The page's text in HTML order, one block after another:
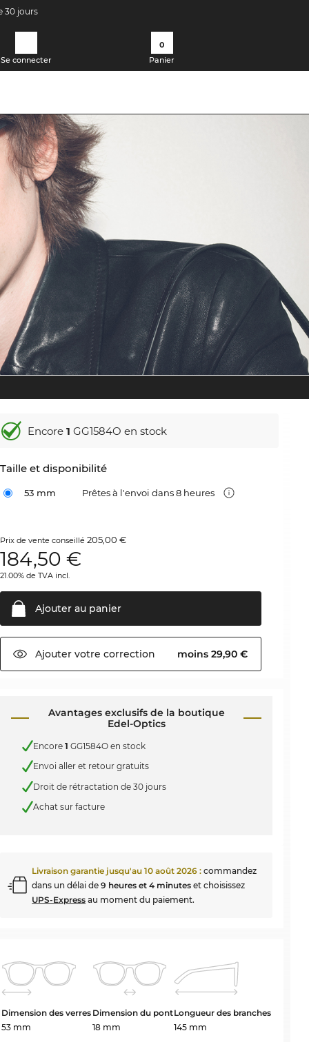
30 jours
Se connecter
0
Panier
Encore1 GG1584O en stock
Taille et disponibilité
53 mm Prêtes à l'envoi dans 8 heures
Prix de vente conseillé205,00 €
184,50 €
21.00% de TVA incl.
Ajouter au panier
Ajouter votre correction moins 29,90 €
Avantages exclusifs de la boutique
Edel-Optics
Encore1 GG1584O en stock
Envoi aller et retour gratuits
Droit de rétractation de 30 jours
Achat sur facture
Livraison garantie jusqu'au10 août 2026 : commandez
dans un délai de9 heures et 4 minutes et choisissez
UPS-Express au moment du paiement.
Dimension des verres
53 mm
Dimension du pont
18 mm
Longueur des branches
145 mm